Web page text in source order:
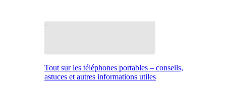
Tout sur les téléphones portables – conseils,
astuces et autres informations utiles